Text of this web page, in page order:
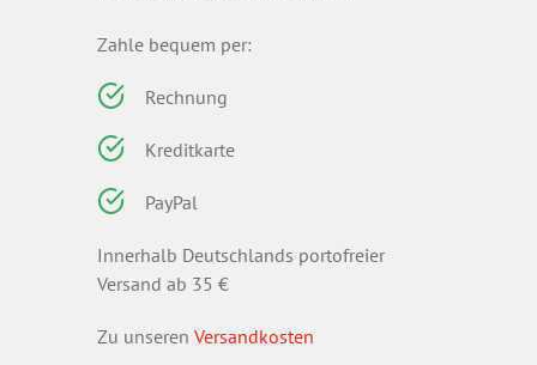
Zahle bequem per:
Rechnung
Kreditkarte
PayPal
Innerhalb Deutschlands portofreier
Versand ab 35 €
Zu unseren Versandkosten